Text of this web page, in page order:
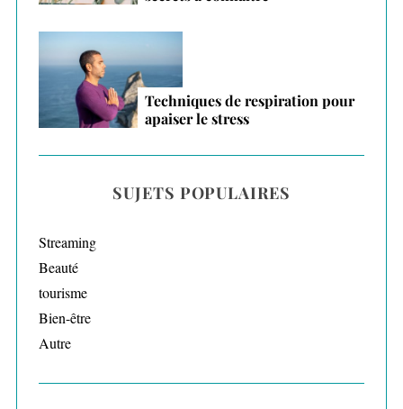
Techniques de respiration pour
apaiser le stress
SUJETS POPULAIRES
Streaming
Beauté
tourisme
Bien-être
Autre